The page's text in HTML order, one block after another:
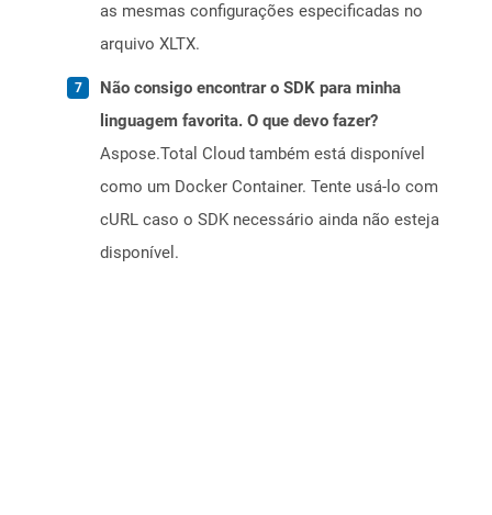
as mesmas configurações especificadas no
arquivo XLTX.
Não consigo encontrar o SDK para minha
linguagem favorita. O que devo fazer?
Aspose.Total Cloud também está disponível
como um Docker Container. Tente usá-lo com
cURL caso o SDK necessário ainda não esteja
disponível.